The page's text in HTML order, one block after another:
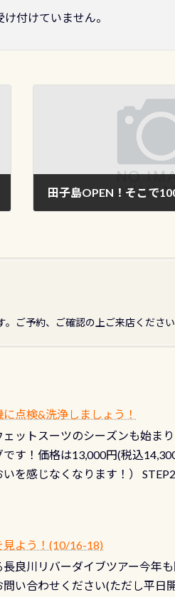
付けていません。
田子島OPEN！そこで
ご予約、ご確認の上ご来店くださ
点検&洗浄しましょう！
ットスーツのシーズンも始ま
す！価格は13,000円(税込
を感じなくなります！）
なり、使い始めてから水漏れ
気バルブは、ドライスーツク
す BCDで言うと給気ボタンの
見よう！(10/16-18)
良川リバーダイブツアー今年
い合わせください(ただし平日